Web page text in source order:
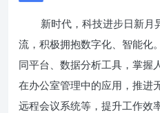
新时代，科技进步日新月
流，积极拥抱数字化、智能化
同平台、数据分析工具，掌握
在办公室管理中的应用，推进
远程会议系统等，提升工作效